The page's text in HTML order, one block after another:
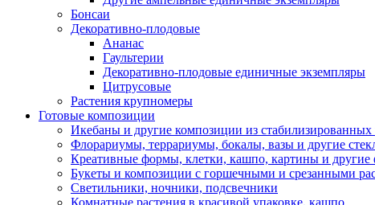
Бонсаи
Декоративно-плодовые
Ананас
Гаультерии
Декоративно-плодовые единичные экземпляры
Цитрусовые
Растения крупномеры
Готовые композиции
Икебаны и другие композиции из стабилизированных
Флорариумы, террариумы, бокалы, вазы и другие
Креативные формы, клетки, кашпо, картины и
Букеты и композиции с горшечными и срезанными
Светильники, ночники, подсвечники
Комнатные растения в красивой упаковке, кашпо